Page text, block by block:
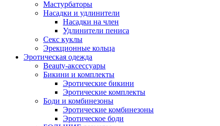
Мастурбаторы
Насадки и удлинители
Насадки на член
Удлинители пениса
Секс куклы
Эрекционные кольца
Эротическая одежда
Beauty-аксессуары
Бикини и комплекты
Эротические бикини
Эротические комплекты
Боди и комбинезоны
Эротические комбинезоны
Эротическое боди